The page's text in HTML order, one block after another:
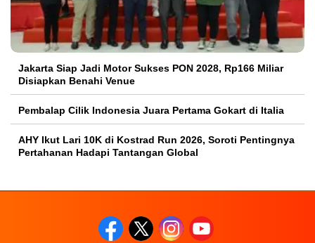
Jakarta Siap Jadi Motor Sukses PON 2028, Rp166 Miliar
Disiapkan Benahi Venue
Pembalap Cilik Indonesia Juara Pertama Gokart di Italia
AHY Ikut Lari 10K di Kostrad Run 2026, Soroti Pentingnya
Pertahanan Hadapi Tantangan Global